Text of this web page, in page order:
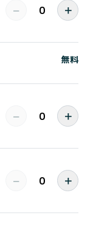
− ＋
無料
− ＋
− ＋